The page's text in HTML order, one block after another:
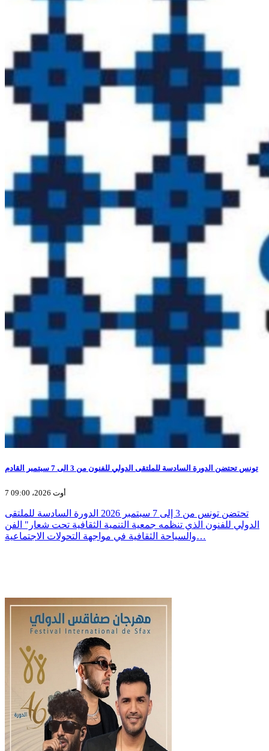
تونس تحتضن الدورة السادسة للملتقى الدولي للفنون من 3 الى 7 سبتمبر القادم
7 أوت 2026، 09:00
تحتضن تونس من 3 إلى 7 سبتمبر 2026 الدورة السادسة للملتقى
الدولي للفنون الذي تنظمه جمعية التنمية الثقافية تحت شعار" الفن
والسياحة الثقافية في مواجهة التحولات الاجتماعية…